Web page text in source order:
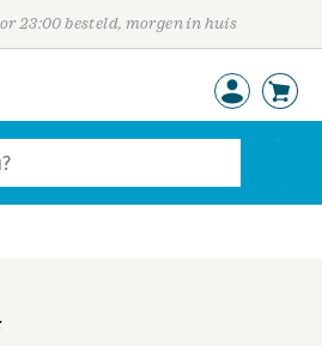
23:00 besteld, morgen in huis